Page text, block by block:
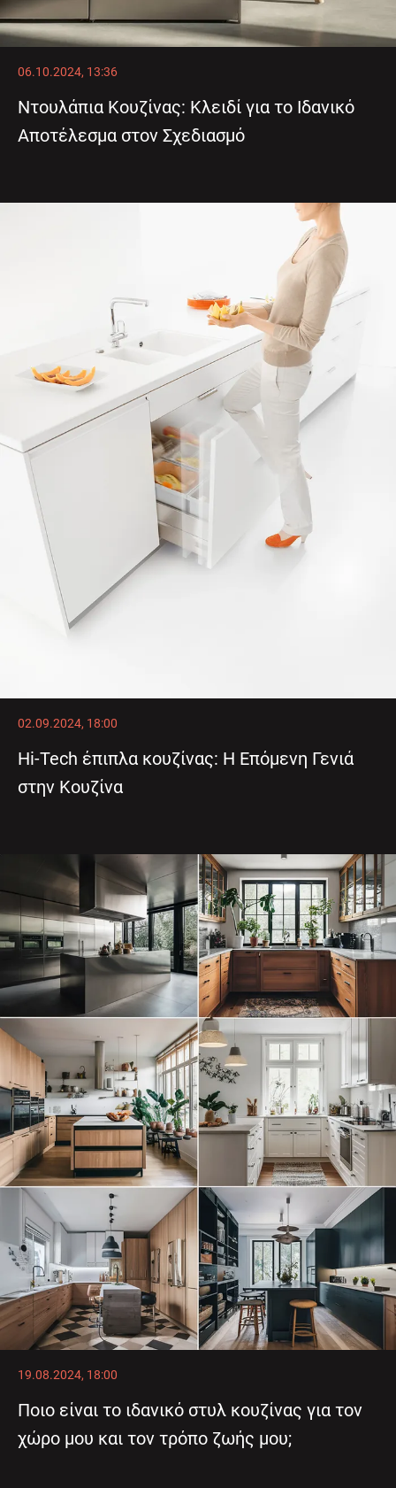
06.10.2024, 13:36
Ντουλάπια Κουζίνας: Κλειδί για το Ιδανικό
Αποτέλεσμα στον Σχεδιασμό
02.09.2024, 18:00
Hi-Tech έπιπλα κουζίνας: Η Επόμενη Γενιά
στην Κουζίνα
19.08.2024, 18:00
Ποιο είναι το ιδανικό στυλ κουζίνας για τον
χώρο μου και τον τρόπο ζωής μου;